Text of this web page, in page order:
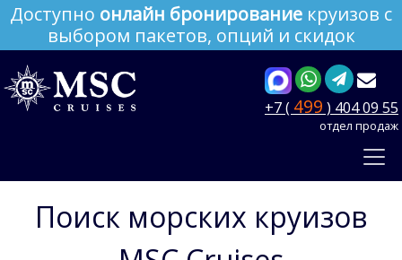
Доступно онлайн бронирование круизов с
выбором пакетов, опций и скидок
+7 ( 499 ) 404 09 55
отдел продаж
Поиск морских круизов